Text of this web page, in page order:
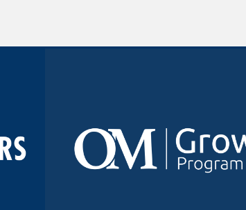
rondas de inversión con un plan
financiero especial.